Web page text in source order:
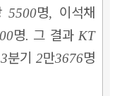
5500명, 이석채
명. 그 결과 KT
3분기2만3676명